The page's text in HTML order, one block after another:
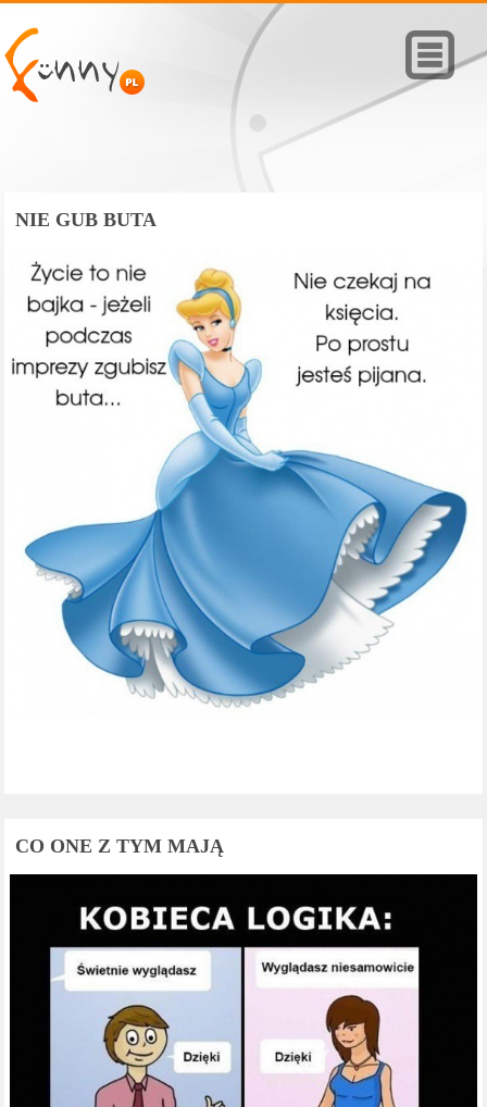
NIE GUB BUTA
CO ONE Z TYM MAJĄ